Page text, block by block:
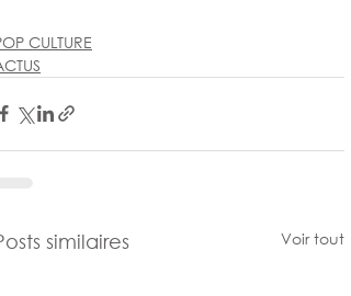
CULTURE
similaires Voir tout